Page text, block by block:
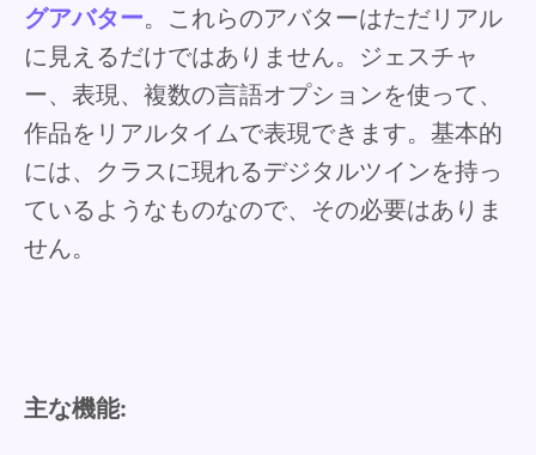
グアバター。これらのアバターはただリアル
に見えるだけではありません。ジェスチャ
ー、表現、複数の言語オプションを使って、
作品をリアルタイムで表現できます。基本的
には、クラスに現れるデジタルツインを持っ
ているようなものなので、その必要はありま
せん。
主な機能: